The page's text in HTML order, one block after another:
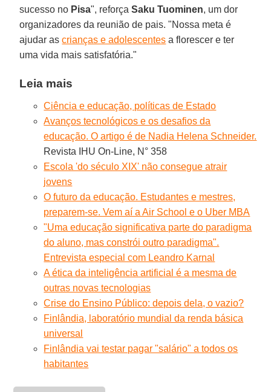
sucesso no Pisa", reforçaSaku Tuominen, um dor
organizadores da reunião de pais. "Nossa meta é
ajudar ascrianças e adolescentes a florescer e ter
uma vida mais satisfatória."
Leia mais
Ciência e educação, políticas de Estado
Avanços tecnológicos e os desafios da
educação. O artigo é de Nadia Helena Schneider.
Revista IHU On-Line, N° 358
Escola 'do século XIX' não consegue atrair
jovens
O futuro da educação. Estudantes e mestres,
preparem-se. Vem aí a Air School e o Uber MBA
"Uma educação significativa parte do paradigma
do aluno, mas constrói outro paradigma".
Entrevista especial com Leandro Karnal
A ética da inteligência artificial é a mesma de
outras novas tecnologias
Crise do Ensino Público: depois dela, o vazio?
Finlândia, laboratório mundial da renda básica
universal
Finlândia vai testar pagar "salário" a todos os
habitantes